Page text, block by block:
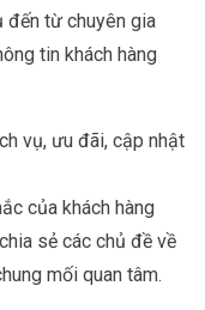
đến từ chuyên gia
tin khách hàng
vụ, ưu đãi, cập nhật
của khách hàng
sẻ các chủ đề về
mối quan tâm.